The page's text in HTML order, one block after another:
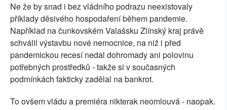
Ne že by snad i bez vládního podrazu neexistovaly
příklady děsivého hospodaření během pandemie.
Například na čunkovském Valašsku Zlínský kraj právě
schválil výstavbu nové nemocnice, na niž i před
pandemickou recesí nedal dohromady ani polovinu
potřebných prostředků - takže si v současných
podmínkách fakticky zadělal na bankrot.
To ovšem vládu a premiéra nikterak neomlouvá - naopak.